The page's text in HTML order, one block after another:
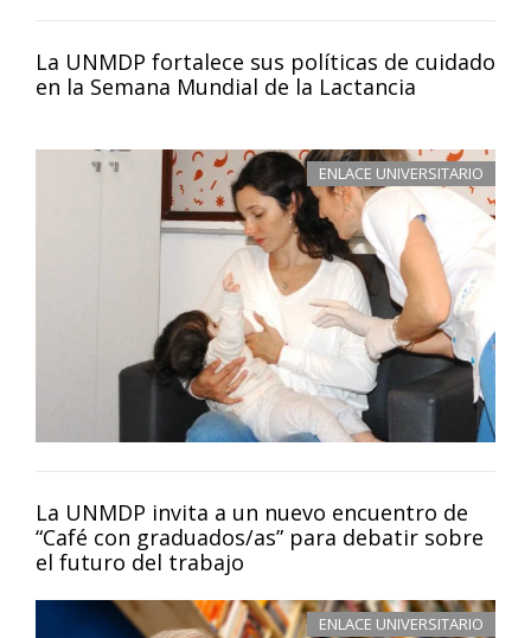
La UNMDP fortalece sus políticas de cuidado
en la Semana Mundial de la Lactancia
ENLACE UNIVERSITARIO
La UNMDP invita a un nuevo encuentro de
“Café con graduados/as” para debatir sobre
el futuro del trabajo
ENLACE UNIVERSITARIO